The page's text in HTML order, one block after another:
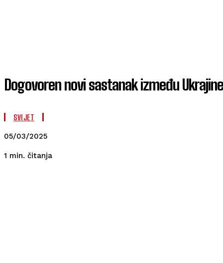
Dogovoren novi sastanak između
SVIJET
05/03/2025
1 min. čitanja